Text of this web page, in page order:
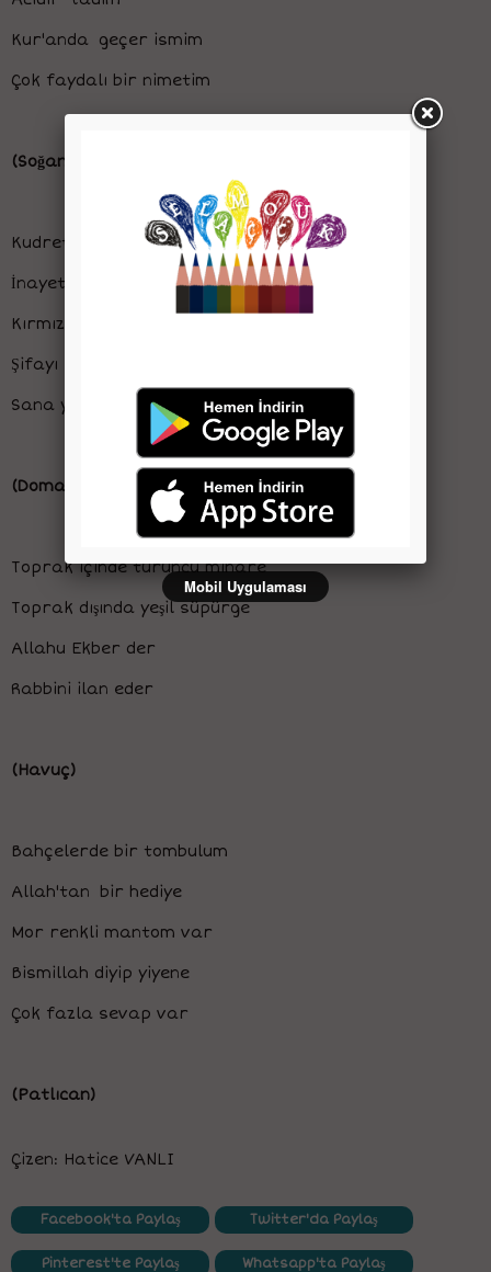
Kur'anda geçer ismim
Çok faydalı bir nimetim
(Soğan)
Kudret çıkarır
İnayet besler
Kırmızıya boyar
Şifayı koyar
Sana yollar
(Domates)
Toprak içinde turuncu minare
Toprak dışında yeşil süpürge
Allahu Ekber der
Rabbini ilan eder
(Havuç)
Bahçelerde bir tombulum
Allah'tan bir hediye
Mor renkli mantom var
Bismillah diyip yiyene
Çok fazla sevap var
(Patlıcan)
Çizen: Hatice VANLI
Facebook'ta Paylaş Twitter'da Paylaş
Pinterest'te Paylaş Whatsapp'ta Paylaş
Mobil Uygulaması